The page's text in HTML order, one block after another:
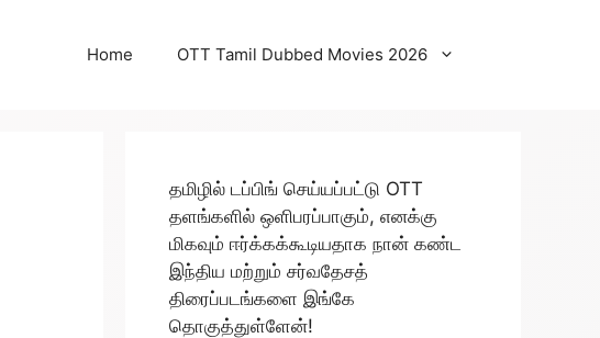
Home OTT Tamil Dubbed Movies 2026
தமிழில் டப்பிங் செய்யப்பட்டு OTT
தளங்களில் ஒளிபரப்பாகும், எனக்கு
மிகவும் ஈர்க்கக்கூடியதாக நான் கண்ட
இந்திய மற்றும் சர்வதேசத்
திரைப்படங்களை இங்கே
தொகுத்துள்ளேன்!